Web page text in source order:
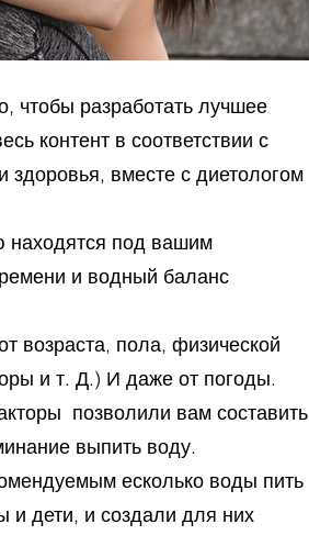
чтобы разработать лучшее
контент в соответствии с
здоровья, вместе с диетологом
находятся под вашим
и водный баланс
возраста, пола, физической
и т. Д.) И даже от погоды.
позволили вам составить
выпить воду.
есколько воды пить
и дети, и создали для них